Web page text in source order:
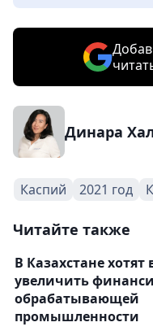
Динара
Каспий 2021 год
Читайте также
В Казахстане хотят
увеличить
обрабатывающей
промышленности